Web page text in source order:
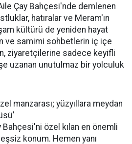
Çay Bahçesi'nde demlenen
hatıralar ve Meram'ın
kültürü de yeniden hayat
ve samimi sohbetlerin iç içe
ziyaretçilerine sadece keyifli
uzanan unutulmaz bir yolculuk
manzarası; yüzyıllara meydan
özel kılan en önemli
konum. Hemen yanı